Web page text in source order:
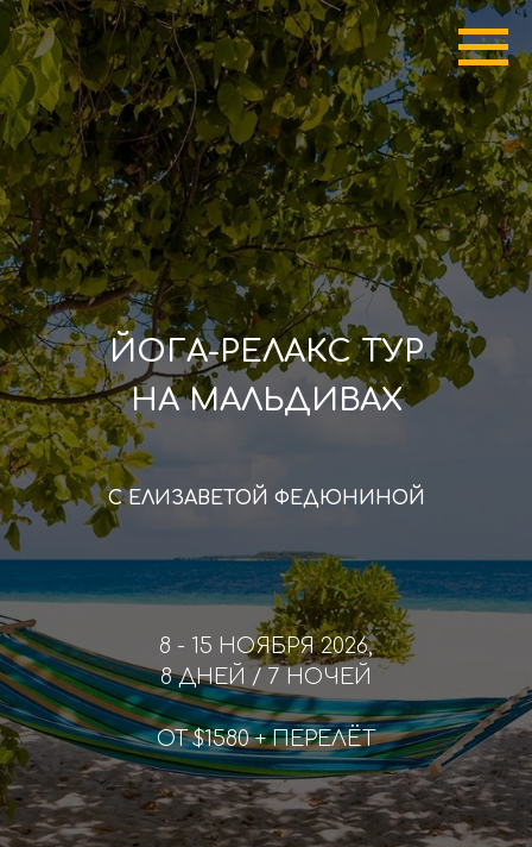
ЙОГА-РЕЛАКС ТУР
НА МАЛЬДИВАХ
С ЕЛИЗАВЕТОЙ ФЕДЮНИНОЙ
8 - 15 НОЯБРЯ 2026,
8 ДНЕЙ / 7 НОЧЕЙ
ОТ $1580 + ПЕРЕЛЁТ